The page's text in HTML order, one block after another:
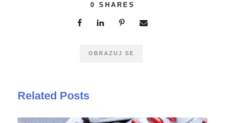
0 SHARES
OBRAZUJ SE
Related Posts